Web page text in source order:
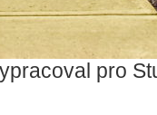
pro